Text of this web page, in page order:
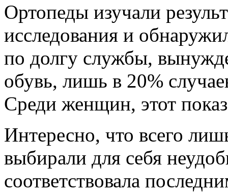
Ортопеды изучали
исследования и
по долгу службы,
обувь, лишь в 20%
Среди женщин, этот
Интересно, что всего
выбирали для себя
соответствовала